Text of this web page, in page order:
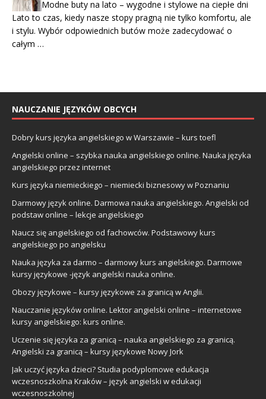
Modne buty na lato – wygodne i stylowe na ciepłe dni
Lato to czas, kiedy nasze stopy pragną nie tylko komfortu, ale
i stylu. Wybór odpowiednich butów może zadecydować o
całym …
NAUCZANIE JĘZYKÓW OBCYCH
Dobry kurs języka angielskiego w Warszawie – kurs toefl
Angielski online – szybka nauka angielskiego online. Nauka języka
angielskiego przez internet
Kurs języka niemieckiego – niemiecki biznesowy w Poznaniu
Darmowy język online. Darmowa nauka angielskiego. Angielski od
podstaw online – lekcje angielskiego
Naucz się angielskiego od fachowców. Podstawowy kurs
angielskiego po angielsku
Nauka języka za darmo – darmowy kurs angielskiego. Darmowe
kursy językowe -język angielski nauka online.
Obozy językowe – kursy językowe za granicą w Anglii.
Nauczanie języków online. Lektor angielski online – internetowe
kursy angielskiego: kurs online.
Uczenie się języka za granicą – nauka angielskiego za granicą.
Angielski za granicą – kursy językowe Nowy Jork
Jak uczyć języka dzieci? Studia podyplomowe edukacja
wczesnoszkolna Kraków – język angielski w edukacji
wczesnoszkolnej